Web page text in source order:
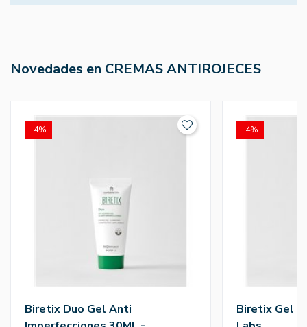
Novedades en CREMAS ANTIROJECES
Biretix Duo Gel Anti
-4%
Biretix Gel
-4%